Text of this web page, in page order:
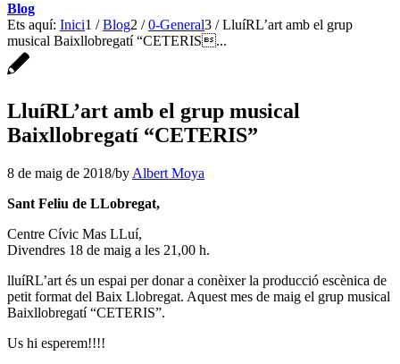
Blog
Ets aquí: Inici1 / Blog2 / 0-General3 / LluíRL’art amb el grup
musical Baixllobregatí “CETERIS...
LluíRL’art amb el grup musical
Baixllobregatí “CETERIS”
8 de maig de 2018/by Albert Moya
Sant Feliu de LLobregat,
Centre Cívic Mas LLuí,
Divendres 18 de maig a les 21,00 h.
lluíRL’art és un espai per donar a conèixer la producció escènica de
petit format del Baix Llobregat. Aquest mes de maig el grup musical
Baixllobregatí “CETERIS”.
Us hi esperem!!!!